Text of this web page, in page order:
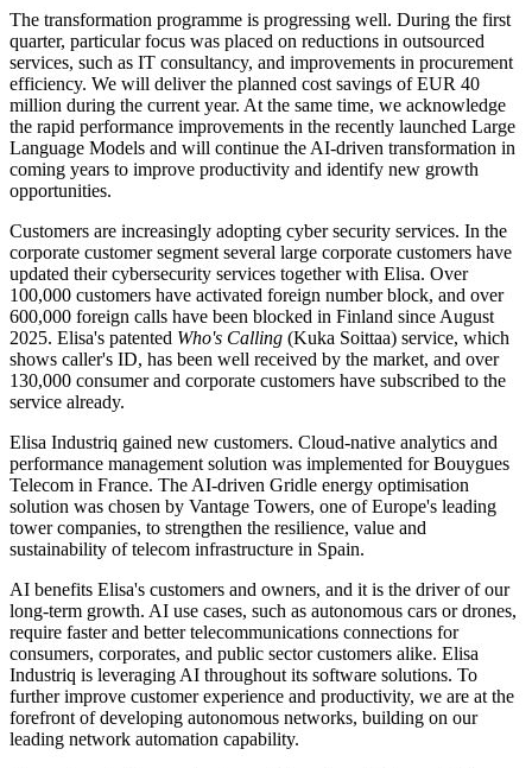
The transformation programme is progressing well. During the first
quarter, particular focus was placed on reductions in outsourced
services, such as IT consultancy, and improvements in procurement
efficiency. We will deliver the planned cost savings of EUR 40
million during the current year. At the same time, we acknowledge
the rapid performance improvements in the recently launched Large
Language Models and will continue the AI-driven transformation in
coming years to improve productivity and identify new growth
opportunities.
Customers are increasingly adopting cyber security services. In the
corporate customer segment several large corporate customers have
updated their cybersecurity services together with Elisa. Over
100,000 customers have activated foreign number block, and over
600,000 foreign calls have been blocked in Finland since August
2025. Elisa's patented Who's Calling (Kuka Soittaa) service, which
shows caller's ID, has been well received by the market, and over
130,000 consumer and corporate customers have subscribed to the
service already.
Elisa Industriq gained new customers. Cloud-native analytics and
performance management solution was implemented for Bouygues
Telecom in France. The AI-driven Gridle energy optimisation
solution was chosen by Vantage Towers, one of Europe's leading
tower companies, to strengthen the resilience, value and
sustainability of telecom infrastructure in Spain.
AI benefits Elisa's customers and owners, and it is the driver of our
long-term growth. AI use cases, such as autonomous cars or drones,
require faster and better telecommunications connections for
consumers, corporates, and public sector customers alike. Elisa
Industriq is leveraging AI throughout its software solutions. To
further improve customer experience and productivity, we are at the
forefront of developing autonomous networks, building on our
leading network automation capability.